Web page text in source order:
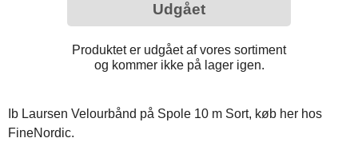
Udgået
Produktet er udgået af vores sortiment
og kommer ikke på lager igen.
Ib Laursen Velourbånd på Spole 10 m Sort, køb her hos
FineNordic.